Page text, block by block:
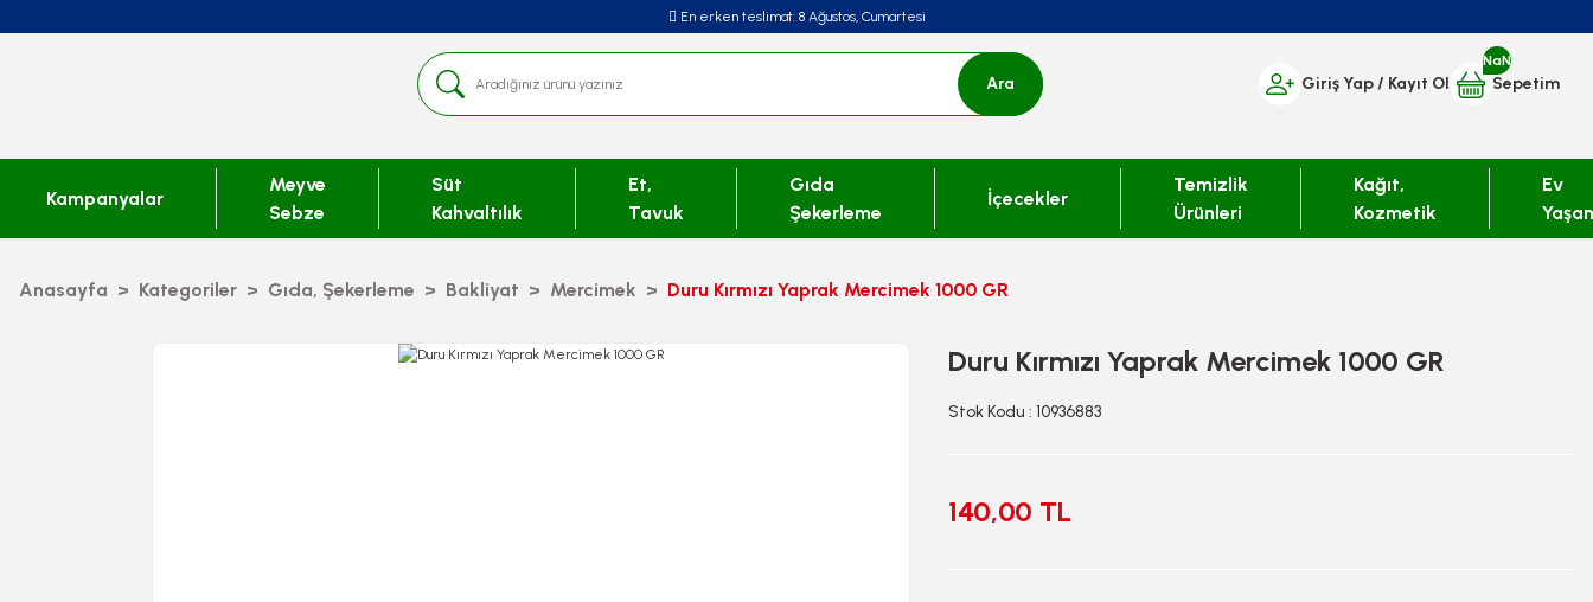
En erken teslimat: 8 Ağustos, Cumartesi
Ara Giriş Yap/ Kayıt Ol
NaN
Sepetim
Kampanyalar
Meyve
Sebze
Süt
Kahvaltılık
Et,
Tavuk
Gıda
Şekerleme
İçecekler
Temizlik
Ürünleri
Kağıt,
Kozmetik
Ev
Anasayfa Kategoriler Gıda, Şekerleme Bakliyat Mercimek Duru Kırmızı Yaprak Mercimek 1000 GR
Duru Kırmızı Yaprak Mercimek 1000 GR
Stok Kodu : 10936883
140,00 TL